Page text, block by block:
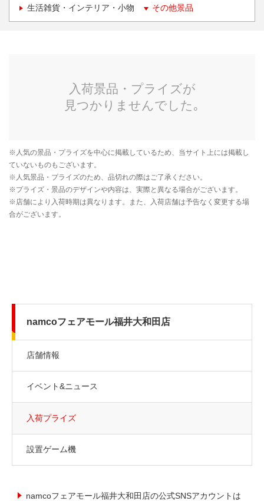
生活雑貨・インテリア・小物 その他景品
namcoフェアモール福井大和田店
店舗情報
イベント&ニュース
入荷プライズ
設置ゲーム機
namcoフェアモール福井大和田店の公式SNSアカウントは